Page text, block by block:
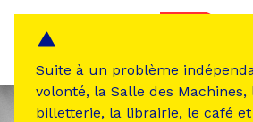
Suite à un problème
volonté, la Salle des
billetterie, la librairie, le café
Panneau de gestion des cookies